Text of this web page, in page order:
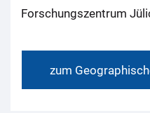
Forschungszentrum
zum